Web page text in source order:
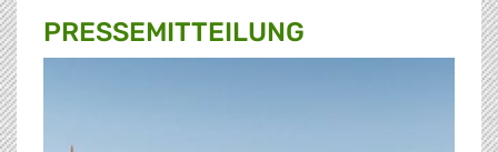
PRESSE­MITTEILUNG